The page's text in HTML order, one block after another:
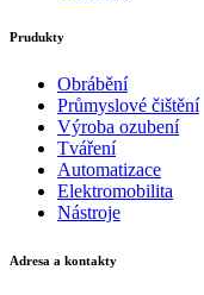
Prudukty
Obrábění
Průmyslové čištění
Výroba ozubení
Tváření
Automatizace
Elektromobilita
Nástroje
Adresa a kontakty